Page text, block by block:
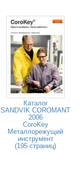
Каталог
SANDVIK COROMANT
2006
CoroKey
Металлорежущий
инструмент
(195 страниц)